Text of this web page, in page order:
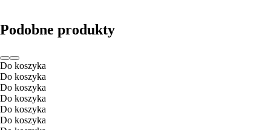
Podobne produkty
Do koszyka
Do koszyka
Do koszyka
Do koszyka
Do koszyka
Do koszyka